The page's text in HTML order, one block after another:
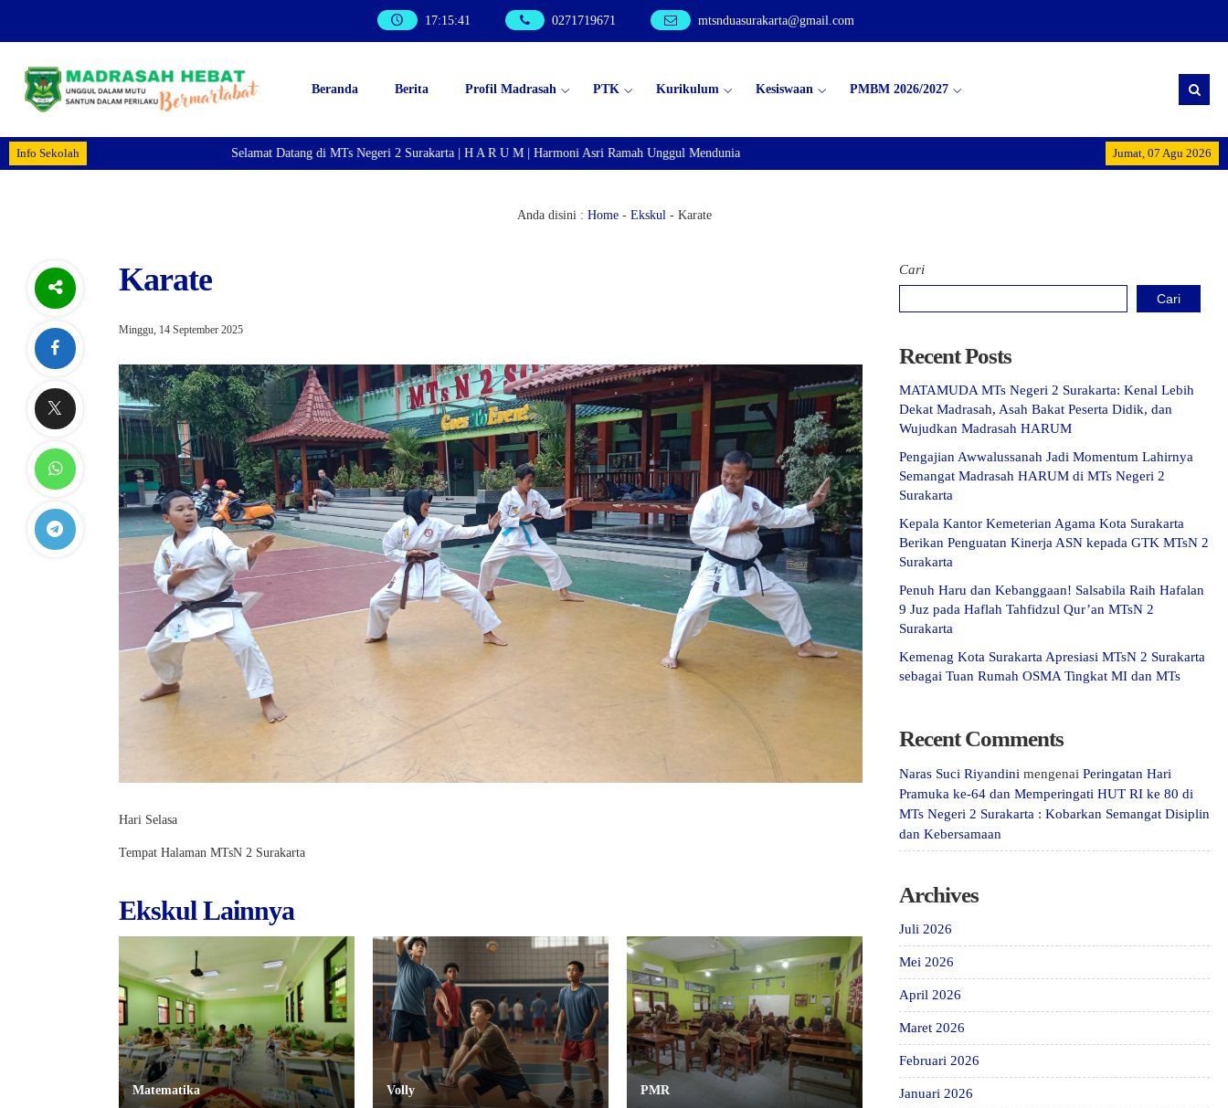
17:15:42 0271719671 mtsnduasurakarta@gmail.com
Beranda Berita Profil Madrasah PTK Kurikulum Kesiswaan PMBM 2026/2027
Info Sekolah Jumat, 07 Agu 2026
Selamat Datang di MTs
Selamat Datang di MTs Negeri 2 Surakarta | H A R U M | Harmoni Asri Ramah Unggul Mendunia
Anda disini : Home- Ekskul- Karate
Karate
Minggu, 14 September 2025
Hari Selasa
Tempat Halaman MTsN 2 Surakarta
Ekskul Lainnya
Matematika Volly PMR
Cari
Cari
Recent Posts
MATAMUDA MTs Negeri 2 Surakarta: Kenal Lebih
Dekat Madrasah, Asah Bakat Peserta Didik, dan
Wujudkan Madrasah HARUM
Pengajian Awwalussanah Jadi Momentum Lahirnya
Semangat Madrasah HARUM di MTs Negeri 2
Surakarta
Kepala Kantor Kemeterian Agama Kota Surakarta
Berikan Penguatan Kinerja ASN kepada GTK MTsN 2
Surakarta
Penuh Haru dan Kebanggaan! Salsabila Raih Hafalan
9 Juz pada Haflah Tahfidzul Qur’an MTsN 2
Surakarta
Kemenag Kota Surakarta Apresiasi MTsN 2 Surakarta
sebagai Tuan Rumah OSMA Tingkat MI dan MTs
Recent Comments
Naras Suci Riyandini mengenai Peringatan Hari
Pramuka ke-64 dan Memperingati HUT RI ke 80 di
MTs Negeri 2 Surakarta : Kobarkan Semangat Disiplin
dan Kebersamaan
Archives
Juli 2026
Mei 2026
April 2026
Maret 2026
Februari 2026
Januari 2026